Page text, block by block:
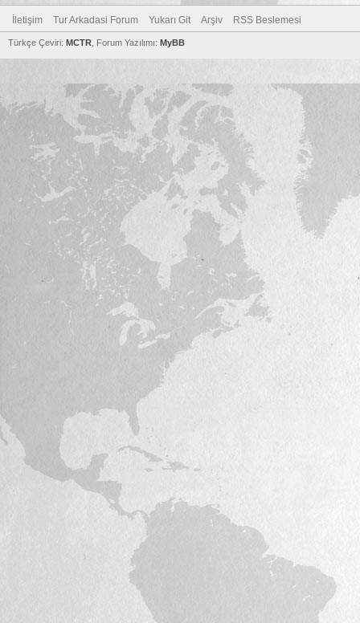
İletişim Tur Arkadasi Forum Yukarı Git Arşiv RSS Beslemesi
Türkçe Çeviri: MCTR , Forum Yazılımı: MyBB